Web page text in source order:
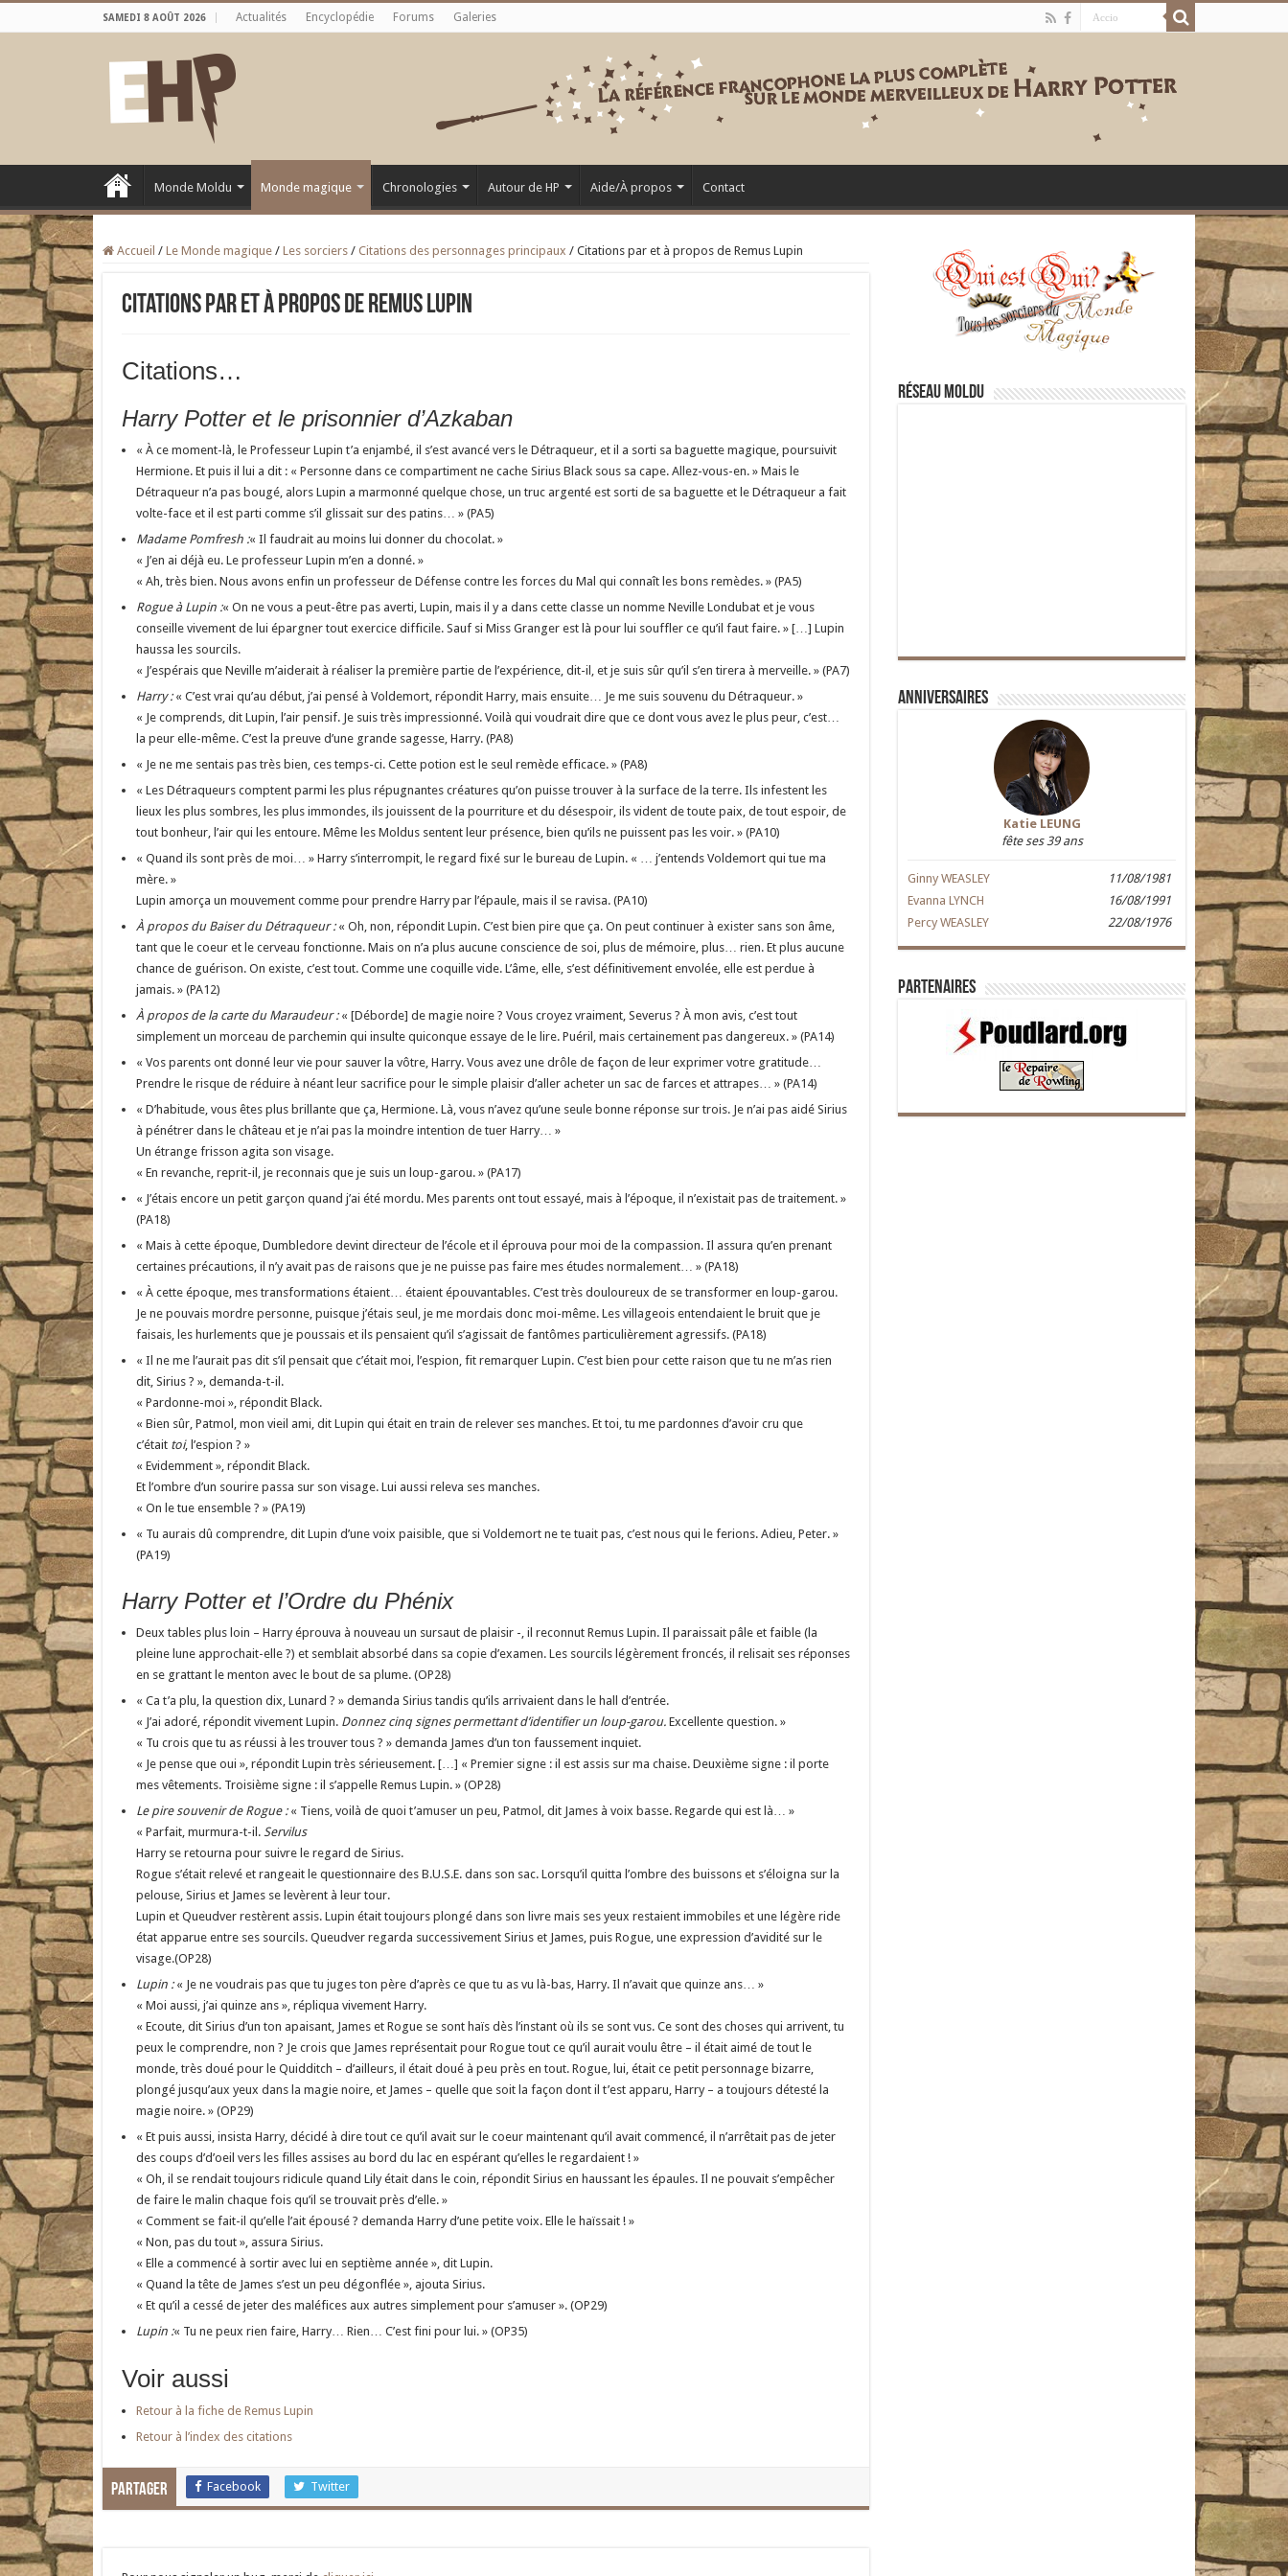
SAMEDI 8 AOÛT 2026 Actualités Encyclopédie Forums Galeries
Monde Moldu Monde magique Chronologies Autour de HP Aide/À propos Contact
Accueil / Le Monde magique / Les sorciers / Citations des personnages principaux / Citations par et à propos de Remus Lupin
Citations par et à propos de Remus Lupin
Citations…
Harry Potter et le prisonnier d’Azkaban
« À ce moment-là, le Professeur Lupin t’a enjambé, il s’est avancé vers le Détraqueur, et il a sorti sa baguette magique, poursuivit
Hermione. Et puis il lui a dit : « Personne dans ce compartiment ne cache Sirius Black sous sa cape. Allez-vous-en. » Mais le
Détraqueur n’a pas bougé, alors Lupin a marmonné quelque chose, un truc argenté est sorti de sa baguette et le Détraqueur a fait
volte-face et il est parti comme s’il glissait sur des patins… » (PA5)
Madame Pomfresh :« Il faudrait au moins lui donner du chocolat. »
« J’en ai déjà eu. Le professeur Lupin m’en a donné. »
« Ah, très bien. Nous avons enfin un professeur de Défense contre les forces du Mal qui connaît les bons remèdes. » (PA5)
Rogue à Lupin :« On ne vous a peut-être pas averti, Lupin, mais il y a dans cette classe un nomme Neville Londubat et je vous
conseille vivement de lui épargner tout exercice difficile. Sauf si Miss Granger est là pour lui souffler ce qu’il faut faire. » […] Lupin
haussa les sourcils.
« J’espérais que Neville m’aiderait à réaliser la première partie de l’expérience, dit-il, et je suis sûr qu’il s’en tirera à merveille. » (PA7)
Harry : « C’est vrai qu’au début, j’ai pensé à Voldemort, répondit Harry, mais ensuite… Je me suis souvenu du Détraqueur. »
« Je comprends, dit Lupin, l’air pensif. Je suis très impressionné. Voilà qui voudrait dire que ce dont vous avez le plus peur, c’est…
la peur elle-même. C’est la preuve d’une grande sagesse, Harry. (PA8)
« Je ne me sentais pas très bien, ces temps-ci. Cette potion est le seul remède efficace. » (PA8)
« Les Détraqueurs comptent parmi les plus répugnantes créatures qu’on puisse trouver à la surface de la terre. Ils infestent les
lieux les plus sombres, les plus immondes, ils jouissent de la pourriture et du désespoir, ils vident de toute paix, de tout espoir, de
tout bonheur, l’air qui les entoure. Même les Moldus sentent leur présence, bien qu’ils ne puissent pas les voir. » (PA10)
« Quand ils sont près de moi… » Harry s’interrompit, le regard fixé sur le bureau de Lupin. « … j’entends Voldemort qui tue ma
mère. »
Lupin amorça un mouvement comme pour prendre Harry par l’épaule, mais il se ravisa. (PA10)
À propos du Baiser du Détraqueur :« Oh, non, répondit Lupin. C’est bien pire que ça. On peut continuer à exister sans son âme,
tant que le coeur et le cerveau fonctionne. Mais on n’a plus aucune conscience de soi, plus de mémoire, plus… rien. Et plus aucune
chance de guérison. On existe, c’est tout. Comme une coquille vide. L’âme, elle, s’est définitivement envolée, elle est perdue à
jamais. » (PA12)
À propos de la carte du Maraudeur :« [Déborde] de magie noire ? Vous croyez vraiment, Severus ? À mon avis, c’est tout
simplement un morceau de parchemin qui insulte quiconque essaye de le lire. Puéril, mais certainement pas dangereux. » (PA14)
« Vos parents ont donné leur vie pour sauver la vôtre, Harry. Vous avez une drôle de façon de leur exprimer votre gratitude…
Prendre le risque de réduire à néant leur sacrifice pour le simple plaisir d’aller acheter un sac de farces et attrapes… » (PA14)
« D’habitude, vous êtes plus brillante que ça, Hermione. Là, vous n’avez qu’une seule bonne réponse sur trois. Je n’ai pas aidé Sirius
à pénétrer dans le château et je n’ai pas la moindre intention de tuer Harry… »
Un étrange frisson agita son visage.
« En revanche, reprit-il, je reconnais que je suis un loup-garou. » (PA17)
« J’étais encore un petit garçon quand j’ai été mordu. Mes parents ont tout essayé, mais à l’époque, il n’existait pas de traitement. »
(PA18)
« Mais à cette époque, Dumbledore devint directeur de l’école et il éprouva pour moi de la compassion. Il assura qu’en prenant
certaines précautions, il n’y avait pas de raisons que je ne puisse pas faire mes études normalement… » (PA18)
« À cette époque, mes transformations étaient… étaient épouvantables. C’est très douloureux de se transformer en loup-garou.
Je ne pouvais mordre personne, puisque j’étais seul, je me mordais donc moi-même. Les villageois entendaient le bruit que je
faisais, les hurlements que je poussais et ils pensaient qu’il s’agissait de fantômes particulièrement agressifs. (PA18)
« Il ne me l’aurait pas dit s’il pensait que c’était moi, l’espion, fit remarquer Lupin. C’est bien pour cette raison que tu ne m’as rien
dit, Sirius ? », demanda-t-il.
« Pardonne-moi », répondit Black.
« Bien sûr, Patmol, mon vieil ami, dit Lupin qui était en train de relever ses manches. Et toi, tu me pardonnes d’avoir cru que
c’était toi, l’espion ? »
« Evidemment », répondit Black.
Et l’ombre d’un sourire passa sur son visage. Lui aussi releva ses manches.
« On le tue ensemble ? » (PA19)
« Tu aurais dû comprendre, dit Lupin d’une voix paisible, que si Voldemort ne te tuait pas, c’est nous qui le ferions. Adieu, Peter. »
(PA19)
Harry Potter et l’Ordre du Phénix
Deux tables plus loin – Harry éprouva à nouveau un sursaut de plaisir -, il reconnut Remus Lupin. Il paraissait pâle et faible (la
pleine lune approchait-elle ?) et semblait absorbé dans sa copie d’examen. Les sourcils légèrement froncés, il relisait ses réponses
en se grattant le menton avec le bout de sa plume. (OP28)
« Ca t’a plu, la question dix, Lunard ? » demanda Sirius tandis qu’ils arrivaient dans le hall d’entrée.
« J’ai adoré, répondit vivement Lupin. Donnez cinq signes permettant d’identifier un loup-garou. Excellente question. »
« Tu crois que tu as réussi à les trouver tous ? » demanda James d’un ton faussement inquiet.
« Je pense que oui », répondit Lupin très sérieusement. […] « Premier signe : il est assis sur ma chaise. Deuxième signe : il porte
mes vêtements. Troisième signe : il s’appelle Remus Lupin. » (OP28)
Le pire souvenir de Rogue :« Tiens, voilà de quoi t’amuser un peu, Patmol, dit James à voix basse. Regarde qui est là… »
« Parfait, murmura-t-il. Servilus
Harry se retourna pour suivre le regard de Sirius.
Rogue s’était relevé et rangeait le questionnaire des B.U.S.E. dans son sac. Lorsqu’il quitta l’ombre des buissons et s’éloigna sur la
pelouse, Sirius et James se levèrent à leur tour.
Lupin et Queudver restèrent assis. Lupin était toujours plongé dans son livre mais ses yeux restaient immobiles et une légère ride
état apparue entre ses sourcils. Queudver regarda successivement Sirius et James, puis Rogue, une expression d’avidité sur le
visage.(OP28)
Lupin : « Je ne voudrais pas que tu juges ton père d’après ce que tu as vu là-bas, Harry. Il n’avait que quinze ans… »
« Moi aussi, j’ai quinze ans », répliqua vivement Harry.
« Ecoute, dit Sirius d’un ton apaisant, James et Rogue se sont haïs dès l’instant où ils se sont vus. Ce sont des choses qui arrivent, tu
peux le comprendre, non ? Je crois que James représentait pour Rogue tout ce qu’il aurait voulu être – il était aimé de tout le
monde, très doué pour le Quidditch – d’ailleurs, il était doué à peu près en tout. Rogue, lui, était ce petit personnage bizarre,
plongé jusqu’aux yeux dans la magie noire, et James – quelle que soit la façon dont il t’est apparu, Harry – a toujours détesté la
magie noire. » (OP29)
« Et puis aussi, insista Harry, décidé à dire tout ce qu’il avait sur le coeur maintenant qu’il avait commencé, il n’arrêtait pas de jeter
des coups d’d’oeil vers les filles assises au bord du lac en espérant qu’elles le regardaient ! »
« Oh, il se rendait toujours ridicule quand Lily était dans le coin, répondit Sirius en haussant les épaules. Il ne pouvait s’empêcher
de faire le malin chaque fois qu’il se trouvait près d’elle. »
« Comment se fait-il qu’elle l’ait épousé ? demanda Harry d’une petite voix. Elle le haïssait ! »
« Non, pas du tout », assura Sirius.
« Elle a commencé à sortir avec lui en septième année », dit Lupin.
« Quand la tête de James s’est un peu dégonflée », ajouta Sirius.
« Et qu’il a cessé de jeter des maléfices aux autres simplement pour s’amuser ». (OP29)
Lupin :« Tu ne peux rien faire, Harry… Rien… C’est fini pour lui. » (OP35)
Voir aussi
Retour à la fiche de Remus Lupin
Retour à l’index des citations
Partager Facebook Twitter
Réseau moldu
Anniversaires
Katie LEUNG
fête ses 39 ans
Ginny WEASLEY
11/08/1981
Evanna LYNCH
16/08/1991
Percy WEASLEY
22/08/1976
Partenaires